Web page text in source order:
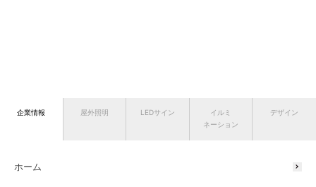
企業情報 屋外照明 LEDサイン
イルミ
ネーション
デザイン
ホーム